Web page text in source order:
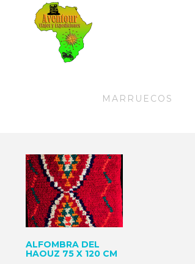
MARRUECOS
ALFOMBRA DEL
HAOUZ 75 X 120 CM